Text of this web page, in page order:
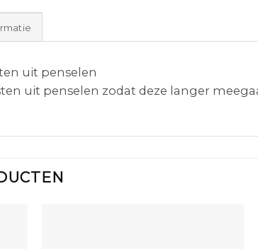
uit penselen
uit penselen zodat deze langer